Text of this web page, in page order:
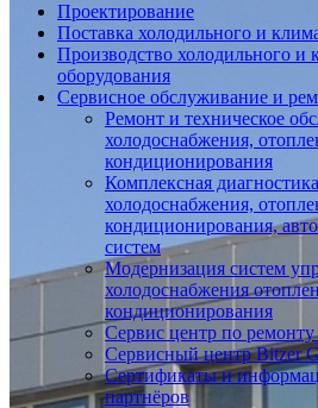
Проектирование
Поставка холодильного и
Производство холодильного и
оборудования
Сервисное обслуживание и
Ремонт и техническое
холодоснабжения,
кондиционирования
Комплексная
холодоснабжения,
кондиционирования,
систем
Модернизация систем
холодоснабжения
кондиционирования
Сервис центр по ремонту
Сервисный центр Bitzer
Сертификаты и
партнёров